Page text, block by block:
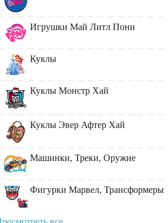
Игрушки Май Литл Пони
Куклы
Куклы Монстр Хай
Куклы Эвер Афтер Хай
Машинки, Треки, Оружие
Фигурки Марвел, Трансформеры